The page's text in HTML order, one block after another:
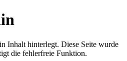
Inhalt hinterlegt. Diese Seite wurde
die fehlerfreie Funktion.